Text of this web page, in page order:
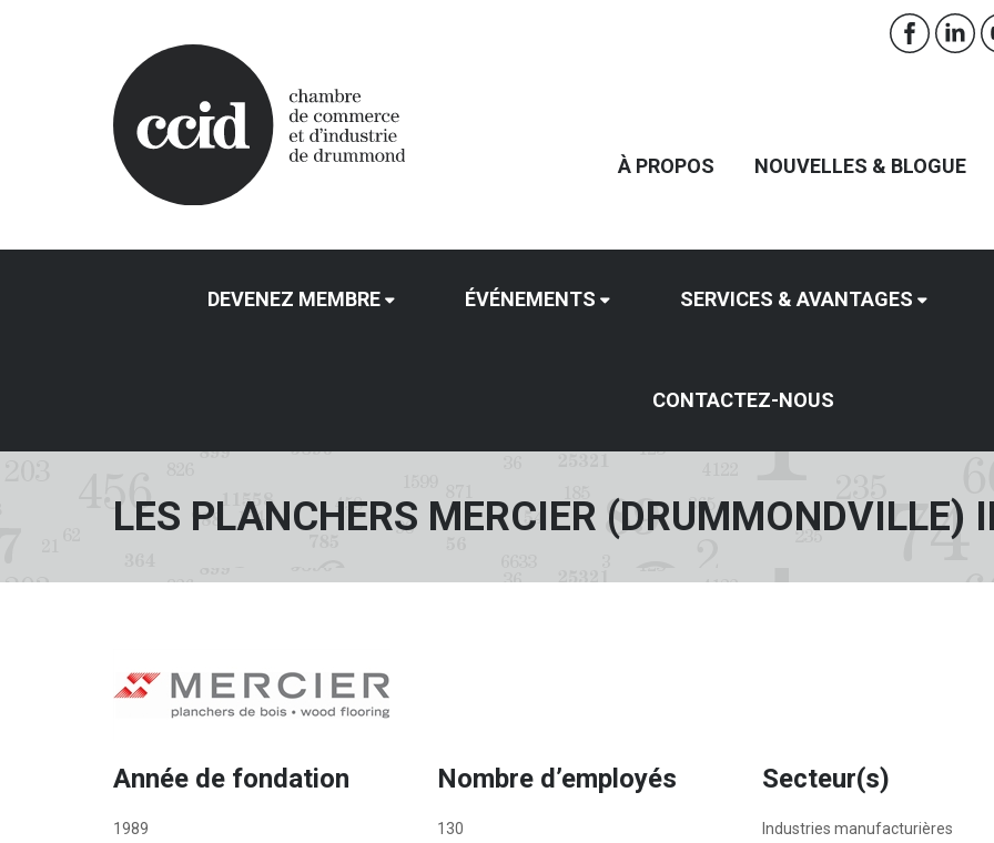
À PROPOS NOUVELLES & BLOGUE
DEVENEZ MEMBRE ÉVÉNEMENTS SERVICES & AVANTAGES
CONTACTEZ-NOUS
LES PLANCHERS MERCIER (DRUMMONDVILLE)
Année de fondation
1989
Nombre d’employés
130
Secteur(s)
Industries manufacturières